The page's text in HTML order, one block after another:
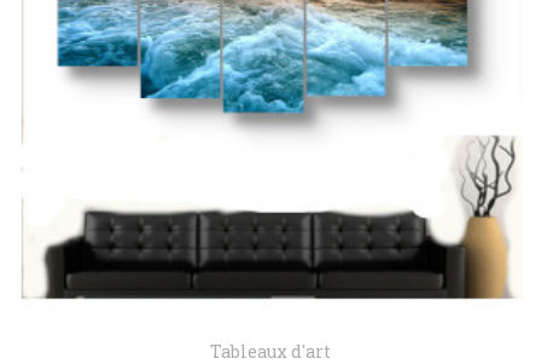
Tableaux d'art